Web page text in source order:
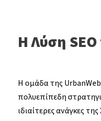
Η Λύση
Η ομάδα της
πολυεπίπεδη
ιδιαίτερες ανάγκες